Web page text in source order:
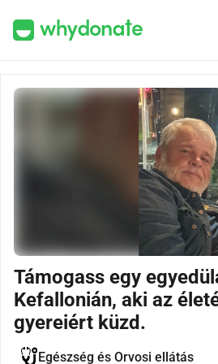
Támogass egy
Kefallonián, aki az
gyereiért küzd.
Egészség és Orvosi ellátás